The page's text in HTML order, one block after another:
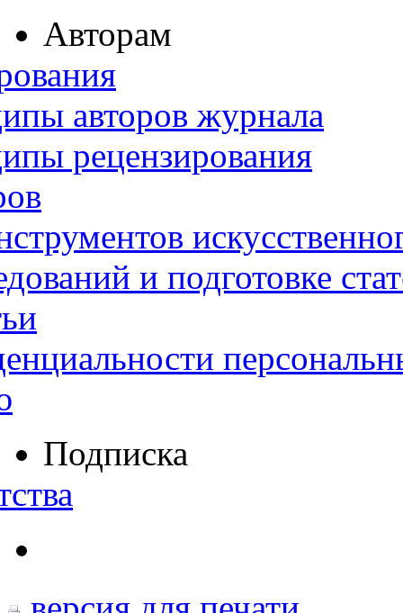
Авторам
авторов журнала
рецензирования
и подготовке
Подписка